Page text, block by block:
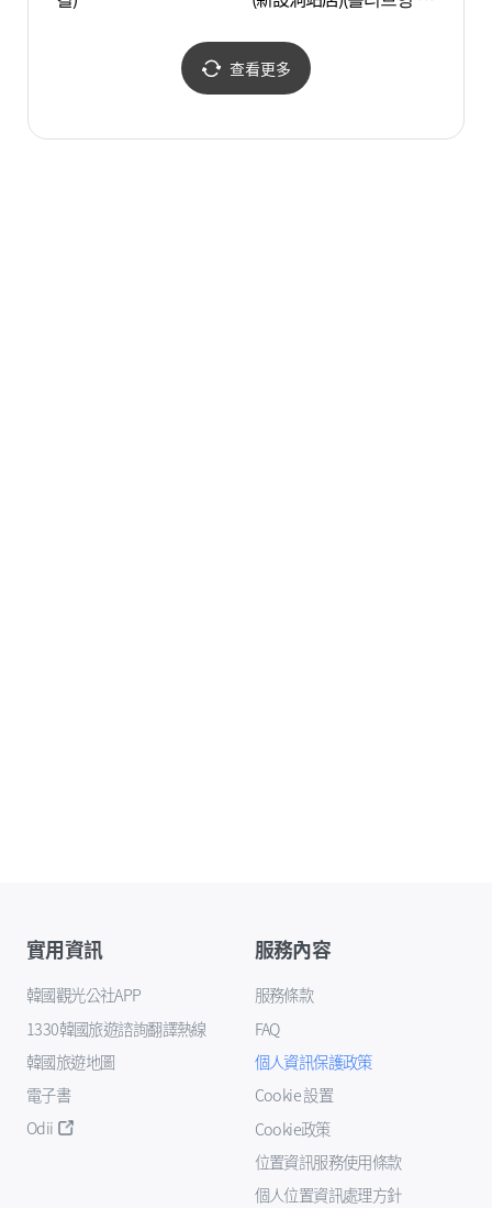
查看更多
實用資訊
韓國觀光公社APP
1330韓國旅遊諮詢翻譯熱線
韓國旅遊地圖
電子書
Odii
服務內容
服務條款
FAQ
個人資訊保護政策
Cookie 設置
Cookie政策
位置資訊服務使用條款
個人位置資訊處理方針